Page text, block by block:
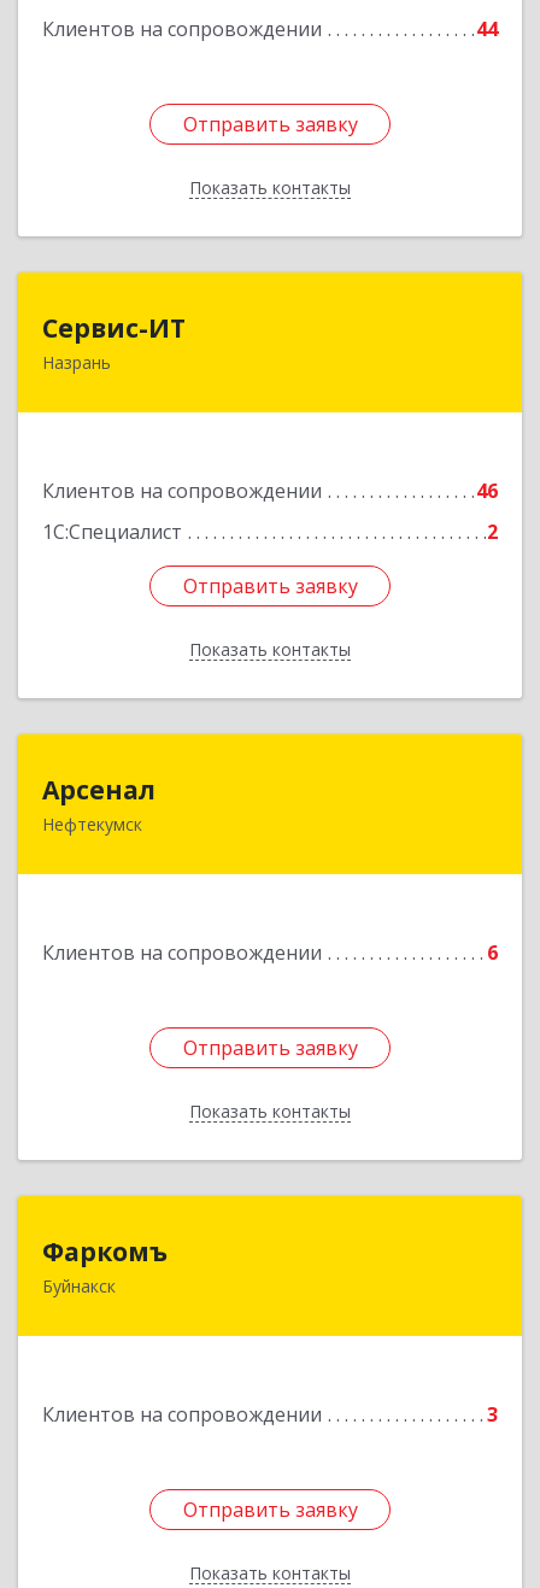
Клиентов на сопровождении 44
Отправить заявку
Показать контакты
Отправить заявку
Назад
Сервис-ИТ
Назрань
Клиентов на сопровождении
46
1С:Специалист
2
Отправить заявку
Показать контакты
Подробнее
Отправить заявку
Назад
Арсенал
Нефтекумск
Клиентов на сопровождении 6
Отправить заявку
Показать контакты
Отправить заявку
Назад
Фаркомъ
Буйнакск
Клиентов на сопровождении 3
Отправить заявку
Показать контакты
Отправить заявку
Назад